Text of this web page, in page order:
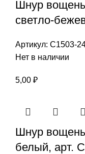
Шнур
светло-
Артикул: С1503-
Нет в наличии
5,00 ₽
Шнур
белый, арт.